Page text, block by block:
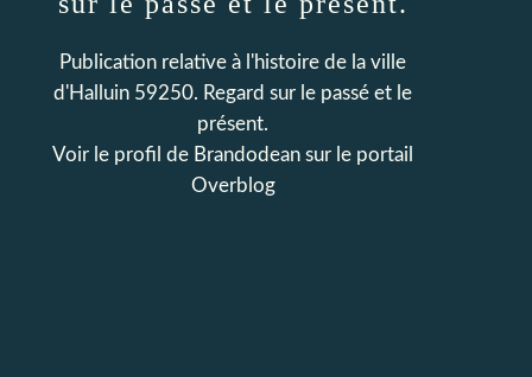
Publication relative à l'histoire de la ville
d'Halluin 59250. Regard sur le passé et le
présent.
Voir le profil de Brandodean sur le portail
Overblog